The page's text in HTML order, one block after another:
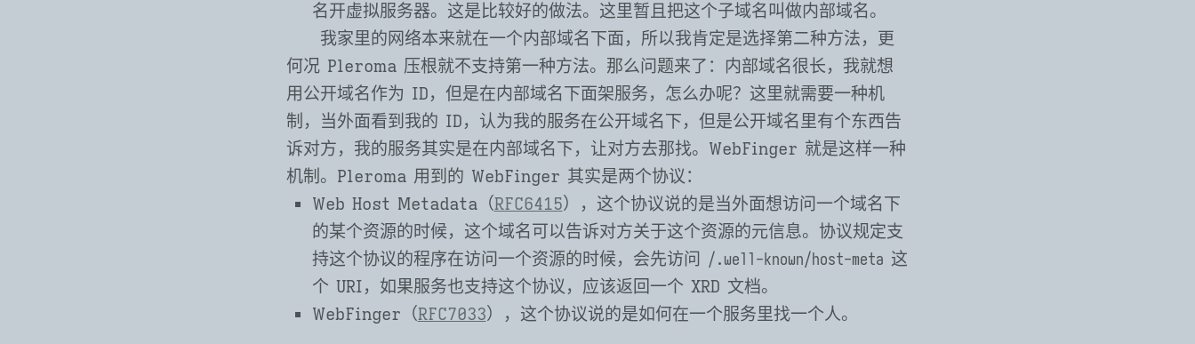
名开虚拟服务器。这是比较好的做法。这里暂且把这个子域名叫做内部域名。
我家里的网络本来就在一个内部域名下面，所以我肯定是选择第二种方法，更
何况 Pleroma 压根就不支持第一种方法。那么问题来了：内部域名很长，我就想
用公开域名作为 ID，但是在内部域名下面架服务，怎么办呢？这里就需要一种机
制，当外面看到我的 ID，认为我的服务在公开域名下，但是公开域名里有个东西告
诉对方，我的服务其实是在内部域名下，让对方去那找。WebFinger 就是这样一种
机制。Pleroma 用到的 WebFinger 其实是两个协议：
Web Host Metadata（RFC6415），这个协议说的是当外面想访问一个域名下
的某个资源的时候，这个域名可以告诉对方关于这个资源的元信息。协议规定支
持这个协议的程序在访问一个资源的时候，会先访问 /.well-known/host-meta 这
个 URI，如果服务也支持这个协议，应该返回一个 XRD 文档。
WebFinger（RFC7033），这个协议说的是如何在一个服务里找一个人。